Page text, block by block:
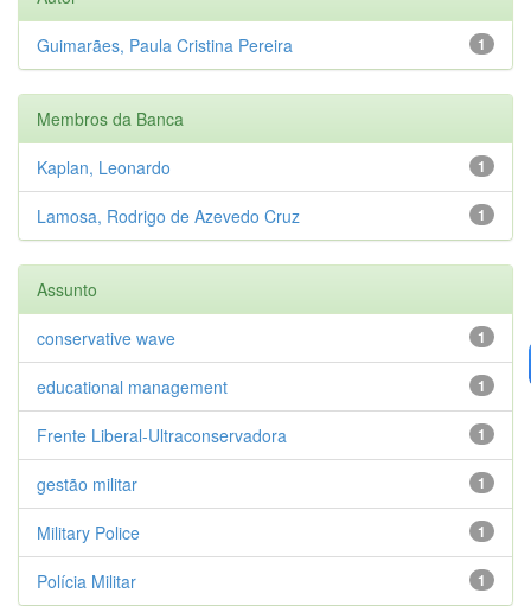
1
Guimarães, Paula Cristina Pereira
Membros da Banca
1
Kaplan, Leonardo
1
Lamosa, Rodrigo de Azevedo Cruz
Assunto
1
conservative wave
1
educational management
1
Frente Liberal-Ultraconservadora
1
gestão militar
1
Military Police
1
Polícia Militar